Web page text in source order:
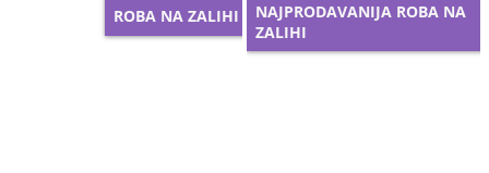
ROBA NA ZALIHI
NAJPRODAVANIJA ROBA NA
ZALIHI